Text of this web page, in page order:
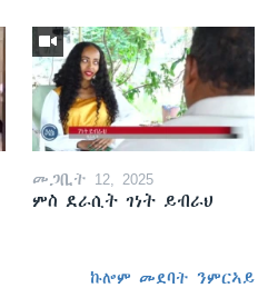
መጋቢት 12, 2025
ምስ ደራሲት ገነት ይብራህ
ኩሎም መደባት ንምርኣይ